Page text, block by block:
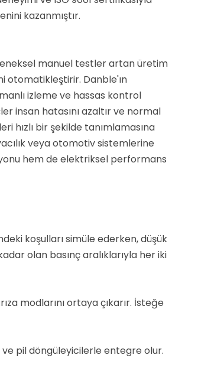
kazanmıştır.
manuel testler artan üretim
otomatikleştirir. Danble'ın
izleme ve hassas kontrol
insan hatasını azaltır ve normal
hızlı bir şekilde tanımlamasına
veya otomotiv sistemlerine
hem de elektriksel performans
koşulları simüle ederken, düşük
olan basınç aralıklarıyla her iki
modlarını ortaya çıkarır. İsteğe
pil döngüleyicilerle entegre olur.